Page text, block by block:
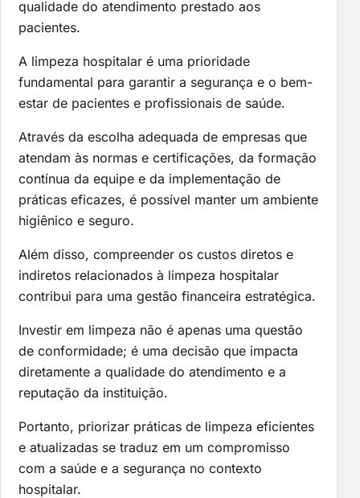
qualidade do atendimento prestado aos
pacientes.
A limpeza hospitalar é uma prioridade
fundamental para garantir a segurança e o bem-
estar de pacientes e profissionais de saúde.
Através da escolha adequada de empresas que
atendam às normas e certificações, da formação
contínua da equipe e da implementação de
práticas eficazes, é possível manter um ambiente
higiênico e seguro.
Além disso, compreender os custos diretos e
indiretos relacionados à limpeza hospitalar
contribui para uma gestão financeira estratégica.
Investir em limpeza não é apenas uma questão
de conformidade; é uma decisão que impacta
diretamente a qualidade do atendimento e a
reputação da instituição.
Portanto, priorizar práticas de limpeza eficientes
e atualizadas se traduz em um compromisso
com a saúde e a segurança no contexto
hospitalar.